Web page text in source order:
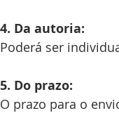
4. Da autoria:
Poderá ser
5. Do prazo:
O prazo para o